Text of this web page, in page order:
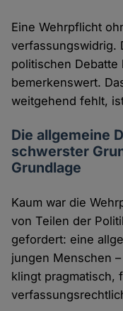
Eine Wehrpflicht
verfassungswidrig.
politischen
bemerkenswert.
weitgehend fehlt,
Die allgemeine
schwerster
Grundlage
Kaum war die
von Teilen der
gefordert: eine
jungen Menschen
klingt pragmatisch,